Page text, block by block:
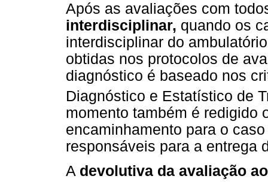
Após as avaliações com
interdisciplinar, quando os
interdisciplinar do
obtidas nos protocolos de
diagnóstico é baseado nos
Diagnóstico e Estatístico de
momento também é redigido
encaminhamento para o
responsáveis para a entrega
A devolutiva da avaliação